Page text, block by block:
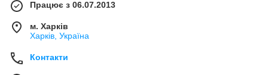
Працює з 06.07.2013
м. Харків
Харків, Україна
Контакти